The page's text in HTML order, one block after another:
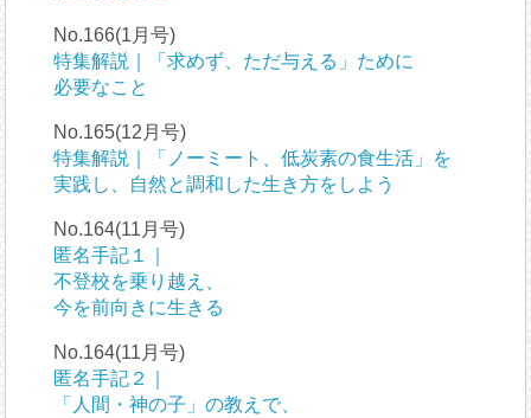
No.166(1月号)
特集解説｜「求めず、ただ与える」ために
必要なこと
No.165(12月号)
特集解説｜「ノーミート、低炭素の食生活」を
実践し、自然と調和した生き方をしよう
No.164(11月号)
匿名手記１｜
不登校を乗り越え、
今を前向きに生きる
No.164(11月号)
匿名手記２｜
「人間・神の子」の教えで、